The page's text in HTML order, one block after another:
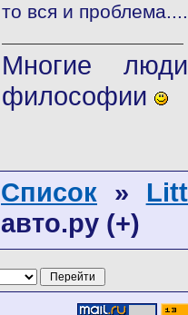
то вся и
Многие
философии
Список »
авто.ру (+)